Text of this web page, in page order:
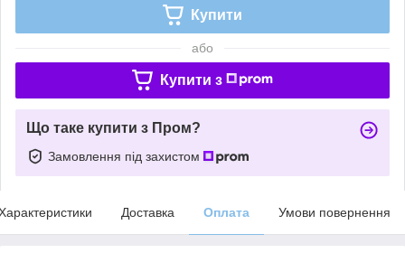
Купити
або
Купити з
Що таке купити з Пром?
Замовлення під захистом
Доставка Оплата Умови повернення